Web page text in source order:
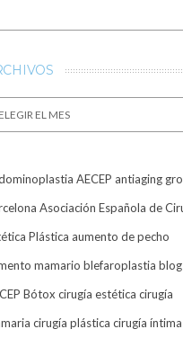
AECEP antiaging
Asociación Española de
Plástica aumento de pecho
mamario blefaroplastia blog
Bótox cirugía estética cirugía
cirugía plástica cirugía íntima